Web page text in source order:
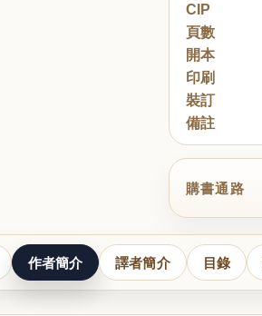
CIP
頁數
開本
印刷
裝訂
備註
購書通路
作者簡介 譯者簡介 目錄